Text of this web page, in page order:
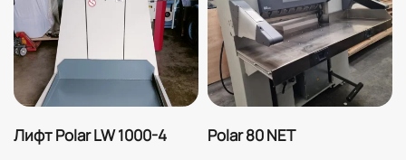
Лифт Polar LW 1000-4 Polar 80 NET